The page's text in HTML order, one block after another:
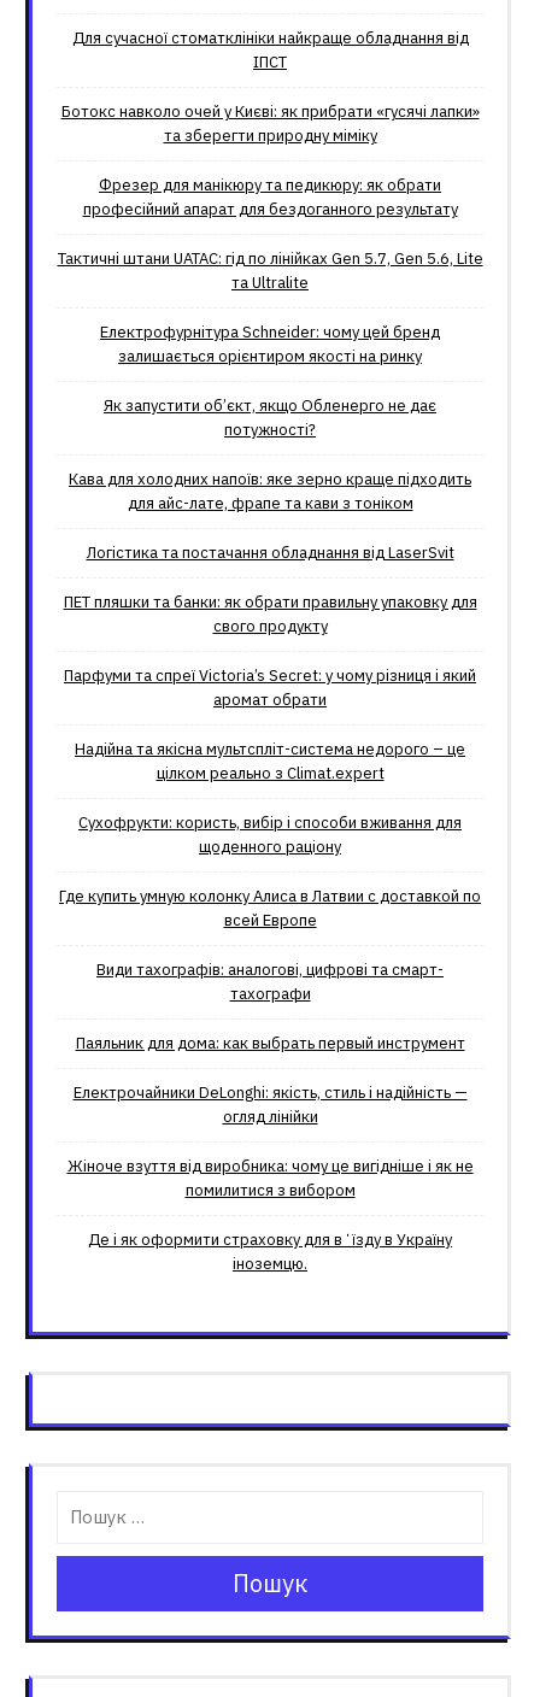
Для сучасної стоматклініки найкраще обладнання від
ІПСТ
Ботокс навколо очей у Києві: як прибрати «гусячі лапки»
та зберегти природну міміку
Фрезер для манікюру та педикюру: як обрати
професійний апарат для бездоганного результату
Тактичні штани UATAC: гід по лінійках Gen 5.7, Gen 5.6, Lite
та Ultralite
Електрофурнітура Schneider: чому цей бренд
залишається орієнтиром якості на ринку
Як запустити об’єкт, якщо Обленерго не дає
потужності?
Кава для холодних напоїв: яке зерно краще підходить
для айс-лате, фрапе та кави з тоніком
Логістика та постачання обладнання від LaserSvit
ПЕТ пляшки та банки: як обрати правильну упаковку для
свого продукту
Парфуми та спреї Victoria’s Secret: у чому різниця і який
аромат обрати
Надійна та якісна мультспліт-система недорого – це
цілком реально з Climat.еxpert
Сухофрукти: користь, вибір і способи вживання для
щоденного раціону
Где купить умную колонку Алиса в Латвии с доставкой по
всей Европе
Види тахографів: аналогові, цифрові та смарт-
тахографи
Паяльник для дома: как выбрать первый инструмент
Електрочайники DeLonghi: якість, стиль і надійність —
огляд лінійки
Жіноче взуття від виробника: чому це вигідніше і як не
помилитися з вибором
Де і як оформити страховку для вʼїзду в Україну
іноземцю.
Пошук